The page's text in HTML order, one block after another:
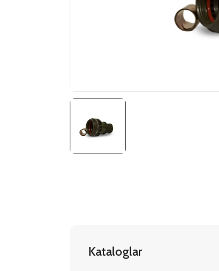
Kataloglar